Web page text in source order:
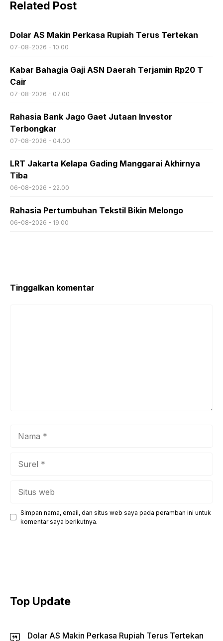
Related Post
Dolar AS Makin Perkasa Rupiah Terus Tertekan
07-08-2026 - 10.00
Kabar Bahagia Gaji ASN Daerah Terjamin Rp20 T
Cair
07-08-2026 - 07.00
Rahasia Bank Jago Gaet Jutaan Investor
Terbongkar
07-08-2026 - 04.00
LRT Jakarta Kelapa Gading Manggarai Akhirnya
Tiba
06-08-2026 - 22.00
Rahasia Pertumbuhan Tekstil Bikin Melongo
06-08-2026 - 19.00
Tinggalkan komentar
Simpan nama, email, dan situs web saya pada peramban ini untuk
komentar saya berikutnya.
Top Update
Dolar AS Makin Perkasa Rupiah Terus Tertekan